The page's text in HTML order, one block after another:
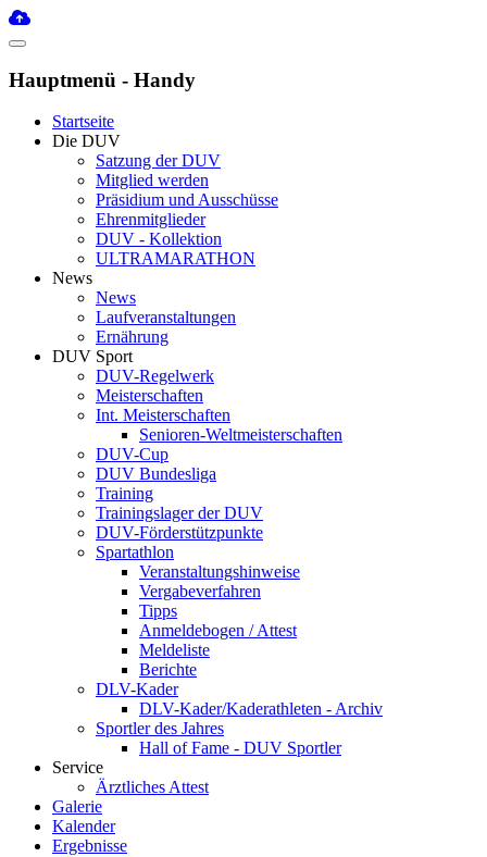
Hauptmenü - Handy
Startseite
Die DUV
Satzung der DUV
Mitglied werden
Präsidium und Ausschüsse
Ehrenmitglieder
DUV - Kollektion
ULTRAMARATHON
News
News
Laufveranstaltungen
Ernährung
DUV Sport
DUV-Regelwerk
Meisterschaften
Int. Meisterschaften
Senioren-Weltmeisterschaften
DUV-Cup
DUV Bundesliga
Training
Trainingslager der DUV
DUV-Förderstützpunkte
Spartathlon
Veranstaltungshinweise
Vergabeverfahren
Tipps
Anmeldebogen / Attest
Meldeliste
Berichte
DLV-Kader
DLV-Kader/Kaderathleten - Archiv
Sportler des Jahres
Hall of Fame - DUV Sportler
Service
Ärztliches Attest
Galerie
Kalender
Ergebnisse